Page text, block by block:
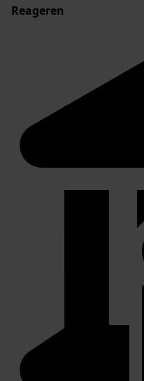
Reageren